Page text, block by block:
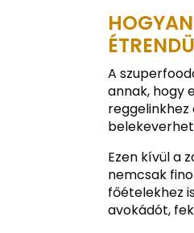
A
annak, hogy
reggelinkhez
Ezen kívül a
nemcsak
főételekhez
avokádót,